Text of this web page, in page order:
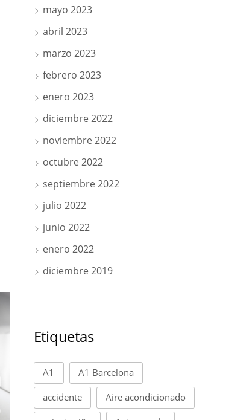
mayo 2023
abril 2023
marzo 2023
febrero 2023
enero 2023
diciembre 2022
noviembre 2022
octubre 2022
septiembre 2022
julio 2022
junio 2022
enero 2022
diciembre 2019
Etiquetas
A1 A1 Barcelona
accidente Aire acondicionado